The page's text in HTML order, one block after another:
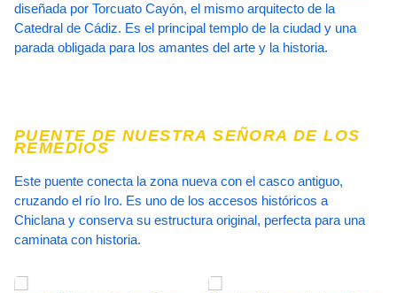
diseñada por Torcuato Cayón, el mismo arquitecto de la
Catedral de Cádiz. Es el principal templo de la ciudad y una
parada obligada para los amantes del arte y la historia.
PUENTE DE NUESTRA SEÑORA DE LOS
REMEDIOS
Este puente conecta la zona nueva con el casco antiguo,
cruzando el río Iro. Es uno de los accesos históricos a
Chiclana y conserva su estructura original, perfecta para una
caminata con historia.